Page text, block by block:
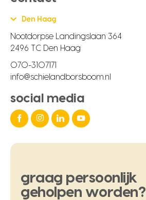
Den Haag
Nootdorpse Landingslaan 364
2496 TC Den Haag
070-3107171
info@schielandborsboom.nl
social media
graag persoonlijk
geholpen worden?